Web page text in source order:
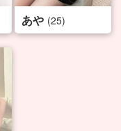
あや (25)